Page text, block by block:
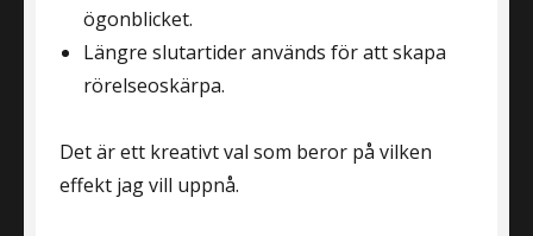
ögonblicket.
Längre slutartider används för att skapa
rörelseoskärpa.
Det är ett kreativt val som beror på vilken
effekt jag vill uppnå.